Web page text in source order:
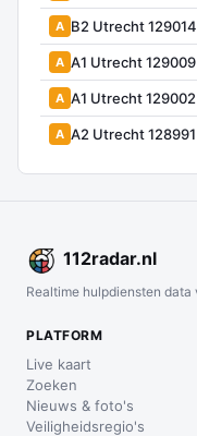
A B2 Utrecht 129014
A A1 Utrecht 129009
A A1 Utrecht 129002
A A2 Utrecht 128991
112radar.nl
Realtime hulpdiensten data
PLATFORM
Live kaart
Zoeken
Nieuws & foto's
Veiligheidsregio's